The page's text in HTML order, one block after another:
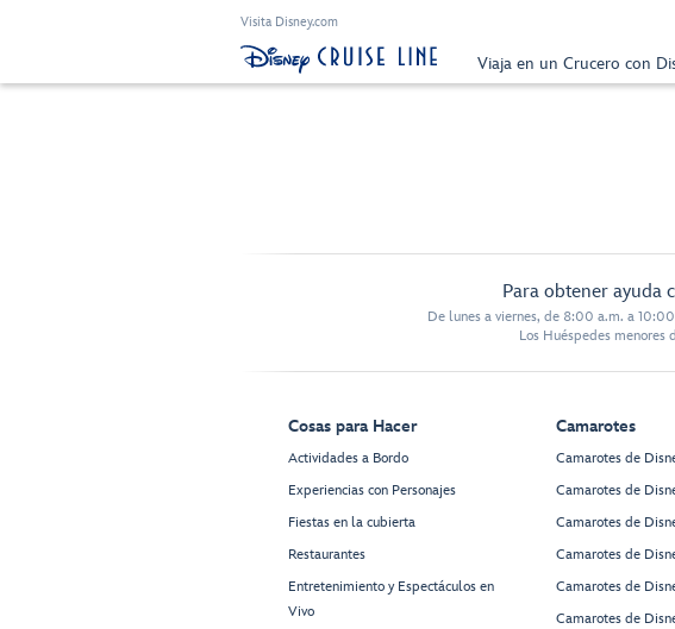
Visita Disney.com
Viaja en un Crucero con
Para obtener ayuda
De lunes a viernes, de 8:00 a.m. a
Los Huéspedes menores
Cosas para Hacer
Actividades a Bordo
Experiencias con Personajes
Fiestas en la cubierta
Restaurantes
Entretenimiento y Espectáculos en
Vivo
Camarotes
Camarotes de
Camarotes de
Camarotes de
Camarotes de
Camarotes de
Camarotes de